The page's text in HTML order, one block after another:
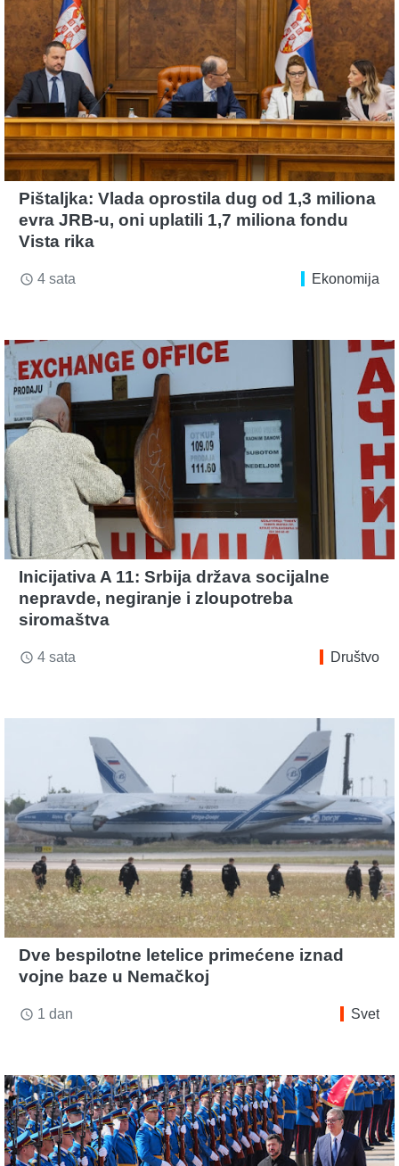
Pištaljka: Vlada oprostila dug od 1,3 miliona
evra JRB-u, oni uplatili 1,7 miliona fondu
Vista rika
access_time 4 sata Ekonomija
Inicijativa A 11: Srbija država socijalne
nepravde, negiranje i zloupotreba
siromaštva
access_time 4 sata Društvo
Dve bespilotne letelice primećene iznad
vojne baze u Nemačkoj
access_time 1 dan Svet